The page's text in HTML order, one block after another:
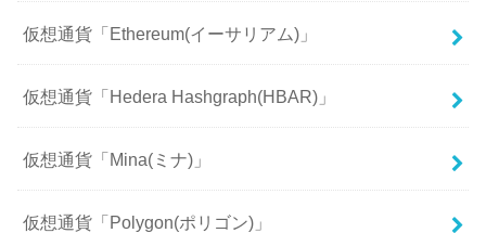
仮想通貨「Ethereum(イーサリアム)」
仮想通貨「Hedera Hashgraph(HBAR)」
仮想通貨「Mina(ミナ)」
仮想通貨「Polygon(ポリゴン)」